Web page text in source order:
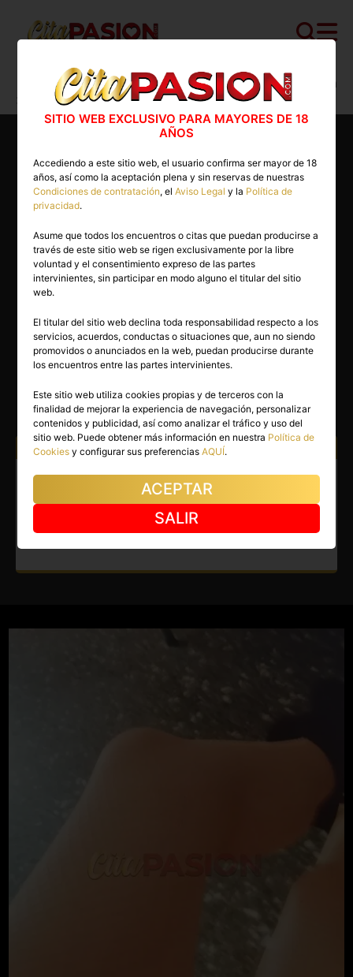
Cita PASION.COM>Masajistas >Murcia >Cartagena
Minerva
53 años
MINERVA
Cartagena(Murcia)
(7)
Atiendo a: Hombres
Masajista en Cartagena.
Masajes relajantes para
hombres en Cartagena.
SITIO WEB EXCLUSIVO PARA MAYORES DE 18
AÑOS
Accediendo a este sitio web, el usuario confirma ser mayor de 18
años, así como la aceptación plena y sin reservas de nuestras
Condiciones de contratación, elAviso Legal y la Política de
privacidad.
Asume que todos los encuentros o citas que puedan producirse a
través de este sitio web se rigen exclusivamente por la libre
voluntad y el consentimiento expreso de las partes
intervinientes, sin participar en modo alguno el titular del sitio
web.
El titular del sitio web declina toda responsabilidad respecto a los
servicios, acuerdos, conductas o situaciones que, aun no siendo
promovidos o anunciados en la web, puedan producirse durante
los encuentros entre las partes intervinientes.
Este sitio web utiliza cookies propias y de terceros con la
finalidad de mejorar la experiencia de navegación, personalizar
contenidos y publicidad, así como analizar el tráfico y uso del
sitio web. Puede obtener más información en nuestra Política de
Cookies y configurar sus preferenciasAQUÍ.
ACEPTAR
SALIR